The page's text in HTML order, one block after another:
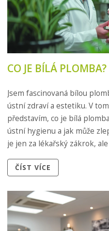
CO JE BÍLÁ PLOMBA?
Jsem fascinovaná bílou
ústní zdraví a estetiku. V
představím, co je bílá
ústní hygienu a jak může
je jen za lékařský zákrok,
ČÍST VÍCE